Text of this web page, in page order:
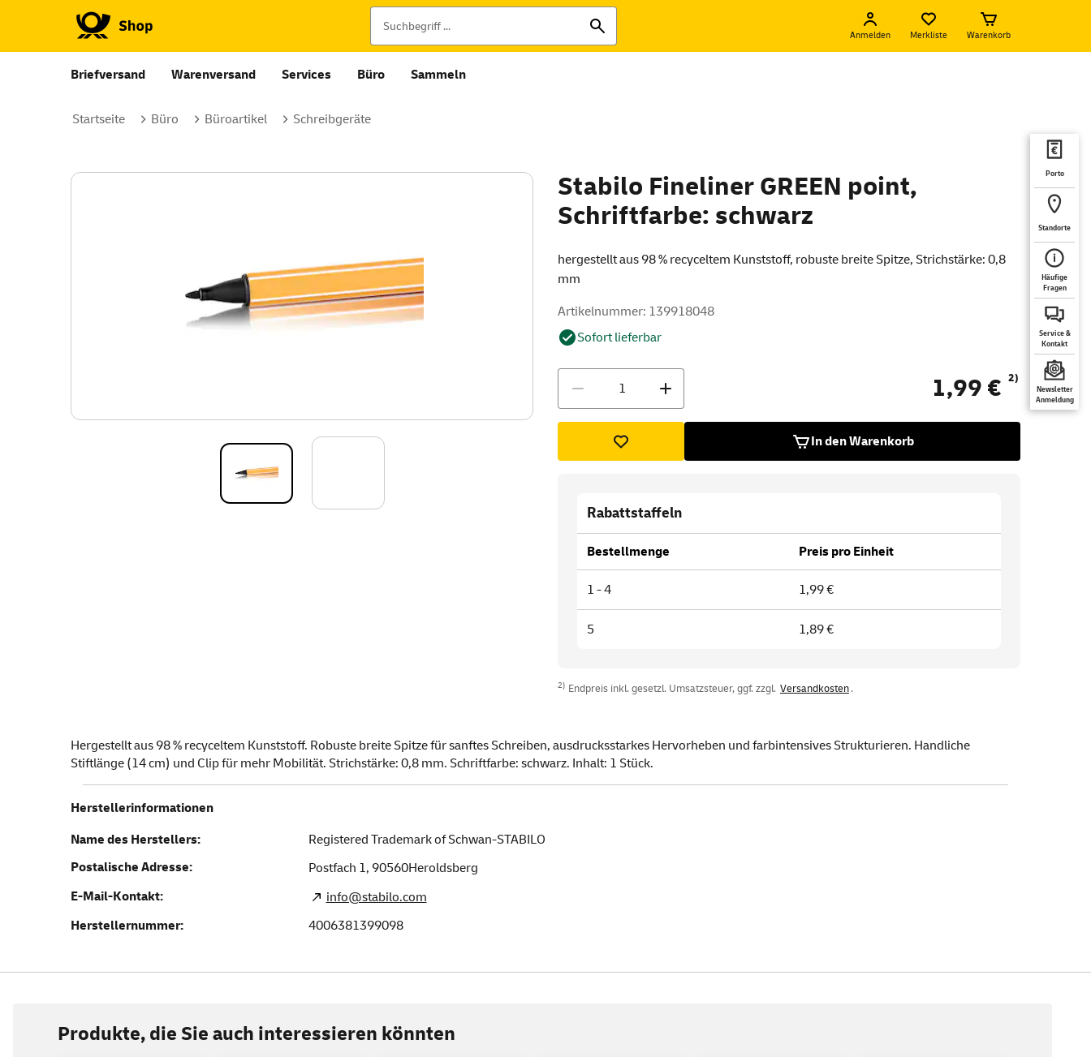
Anmelden Merkliste Warenkorb
Briefversand Warenversand Services Büro Sammeln
Porto
Standorte
Häufige
Fragen
Service &
Kontakt
Newsletter
Anmeldung
Startseite Büro Büroartikel Schreibgeräte
Stabilo Fineliner GREEN point,
Schriftfarbe: schwarz
hergestellt aus 98 % recyceltem Kunststoff, robuste breite Spitze, Strichstärke: 0,8
mm
Artikelnummer: 139918048
Sofort lieferbar
1,99 € 2)
In den Warenkorb
Rabattstaffeln
Bestellmenge Preis pro Einheit
1 - 4 1,99 €
5 1,89 €
2) Endpreis inkl. gesetzl. Umsatzsteuer, ggf. zzgl. Versandkosten.
Hergestellt aus 98 % recyceltem Kunststoff. Robuste breite Spitze für sanftes Schreiben, ausdrucksstarkes Hervorheben und farbintensives Strukturieren. Handliche
Stiftlänge (14 cm) und Clip für mehr Mobilität. Strichstärke: 0,8 mm. Schriftfarbe: schwarz. Inhalt: 1 Stück.
Herstellerinformationen
Name des Herstellers:
Registered Trademark of Schwan-STABILO
Postalische Adresse:
Postfach 1, 90560Heroldsberg
E-Mail-Kontakt:
info@stabilo.com
Herstellernummer:
4006381399098
Produkte, die Sie auch interessieren könnten